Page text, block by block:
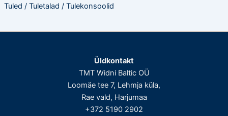
Tuled / Tuletalad / Tulekonsoolid
Üldkontakt
TMT Widni Baltic OÜ
Loomäe tee 7, Lehmja küla,
Rae vald, Harjumaa
+372 5190 2902